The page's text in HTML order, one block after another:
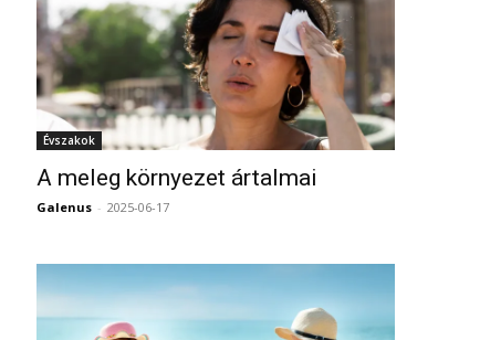
Évszakok
A meleg környezet ártalmai
Galenus - 2025-06-17